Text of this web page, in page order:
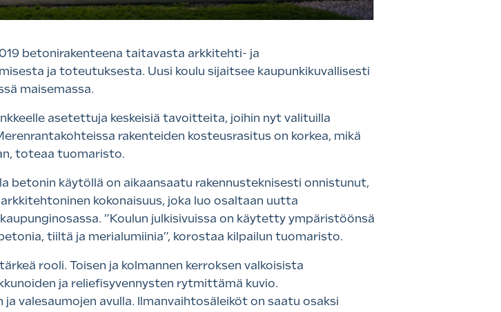
betonirakenteena taitavasta arkkitehti- ja
ja toteutuksesta. Uusi koulu sijaitsee kaupunkikuvallisesti
maisemassa.
asetettuja keskeisiä tavoitteita, joihin nyt valituilla
rakenteiden kosteusrasitus on korkea, mikä
toteaa tuomaristo.
betonin käytöllä on aikaansaatu rakennusteknisesti onnistunut,
kokonaisuus, joka luo osaltaan uutta
”Koulun julkisivuissa on käytetty ympäristöönsä
tiiltä ja merialumiinia”, korostaa kilpailun tuomaristo.
rooli. Toisen ja kolmannen kerroksen valkoisista
ja reliefisyvennysten rytmittämä kuvio.
valesaumojen avulla. Ilmanvaihtosäleiköt on saatu osaksi